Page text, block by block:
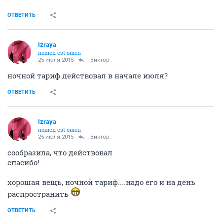
ОТВЕТИТЬ
Izraya
nomen est omen
25 июля 2015 _Виктор_
ночной тариф действовал в начале июля?
ОТВЕТИТЬ
Izraya
nomen est omen
25 июля 2015 _Виктор_
сообразила, что действовал
спасибо!
хорошая вещь, ночной тариф....надо его и на день
распространить
ОТВЕТИТЬ